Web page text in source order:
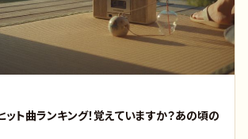
ト曲ランキング！覚えていますか？あの頃の